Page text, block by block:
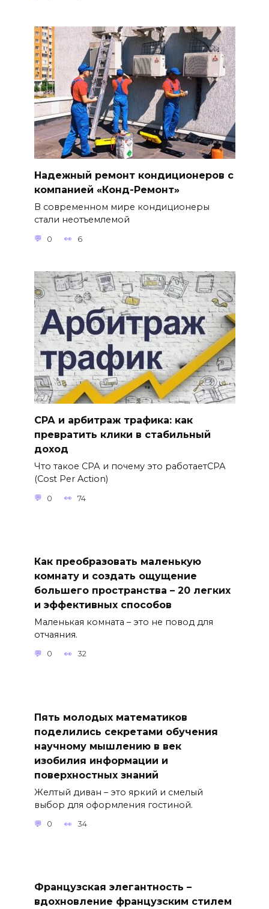
Надежный ремонт кондиционеров с
компанией «Конд-Ремонт»
В современном мире кондиционеры
стали неотъемлемой
0 6
СРА и арбитраж трафика: как
превратить клики в стабильный
доход
Что такое СРА и почему это работаетСРА
(Cost Per Action)
0 74
Как преобразовать маленькую
комнату и создать ощущение
большего пространства – 20 легких
и эффективных способов
Маленькая комната – это не повод для
отчаяния.
0 32
Пять молодых математиков
поделились секретами обучения
научному мышлению в век
изобилия информации и
поверхностных знаний
Желтый диван – это яркий и смелый
выбор для оформления гостиной.
0 34
Французская элегантность –
вдохновление французским стилем